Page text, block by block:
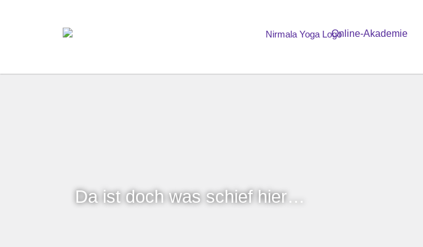
Online-Akademie
Da ist doch was schief hier…